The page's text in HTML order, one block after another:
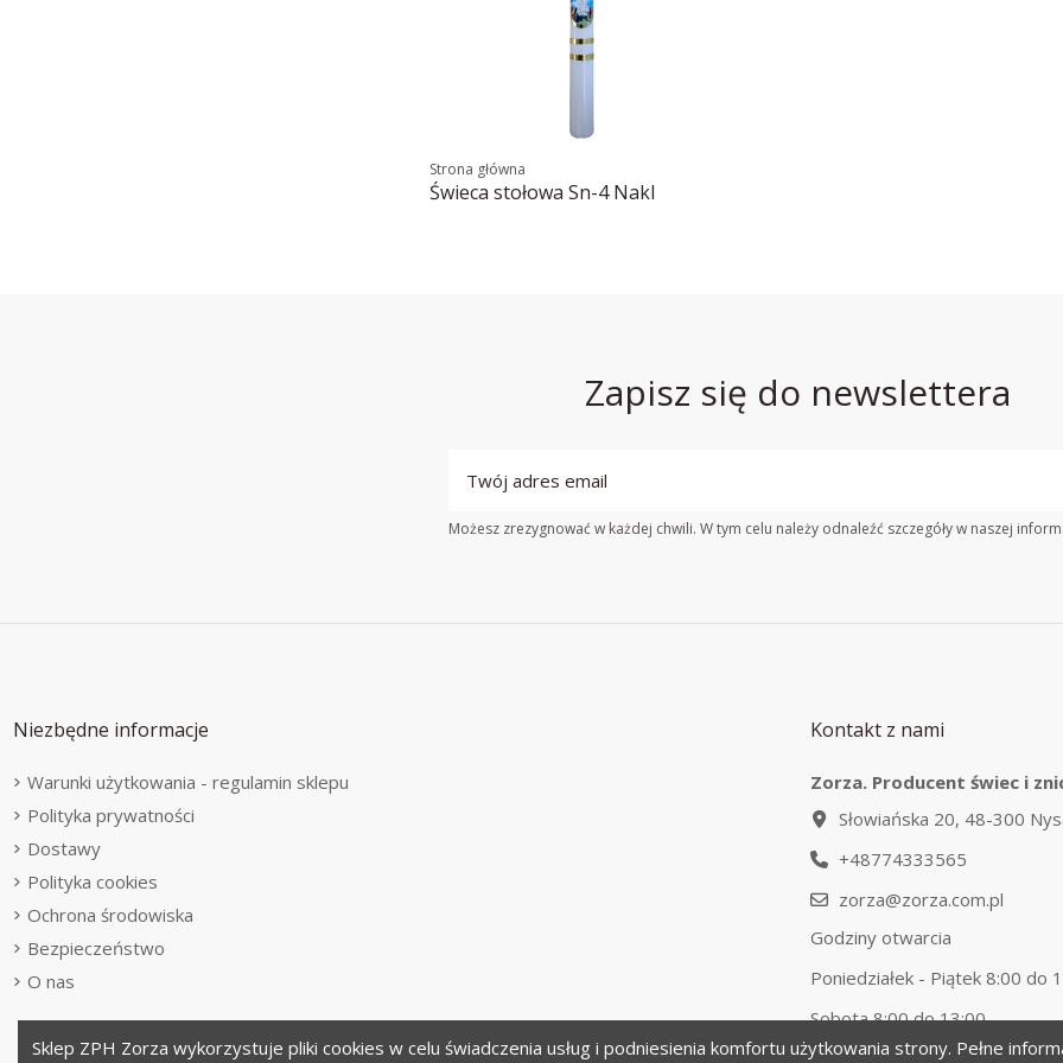
Strona główna
Świeca stołowa Sn-4 Nakl
Zapisz się do newslettera
Możesz zrezygnować w każdej chwili. W tym celu należy odnaleźć szczegóły w naszej
Niezbędne informacje
Warunki użytkowania - regulamin sklepu
Polityka prywatności
Dostawy
Polityka cookies
Ochrona środowiska
Bezpieczeństwo
O nas
Kontakt z nami
Zorza. Producent świec i
Słowiańska 20, 48-300
+48774333565
zorza@zorza.com.pl
Godziny otwarcia
Poniedziałek - Piątek 8:00 do
Sobota 8:00 do 13:00
Sklep ZPH Zorza wykorzystuje pliki cookies w celu świadczenia usług i podniesienia komfortu użytkowania strony. Pełne